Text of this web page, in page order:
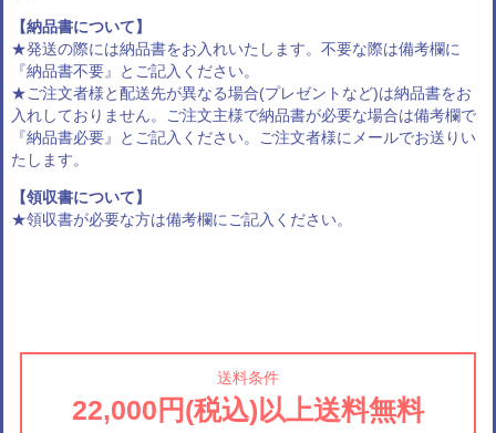
【納品書について】
★発送の際には納品書をお入れいたします。不要な際は備考欄に
『納品書不要』とご記入ください。
★ご注文者様と配送先が異なる場合(プレゼントなど)は納品書をお
入れしておりません。ご注文主様で納品書が必要な場合は備考欄で
『納品書必要』とご記入ください。ご注文者様にメールでお送りい
たします。
【領収書について】
★領収書が必要な方は備考欄にご記入ください。
送料条件
22,000円(税込)以上送料無料